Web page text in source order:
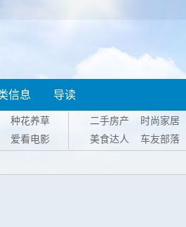
信息 导读
种花养草
爱看电影
二手房产
时尚家居
美食达人
车友部落